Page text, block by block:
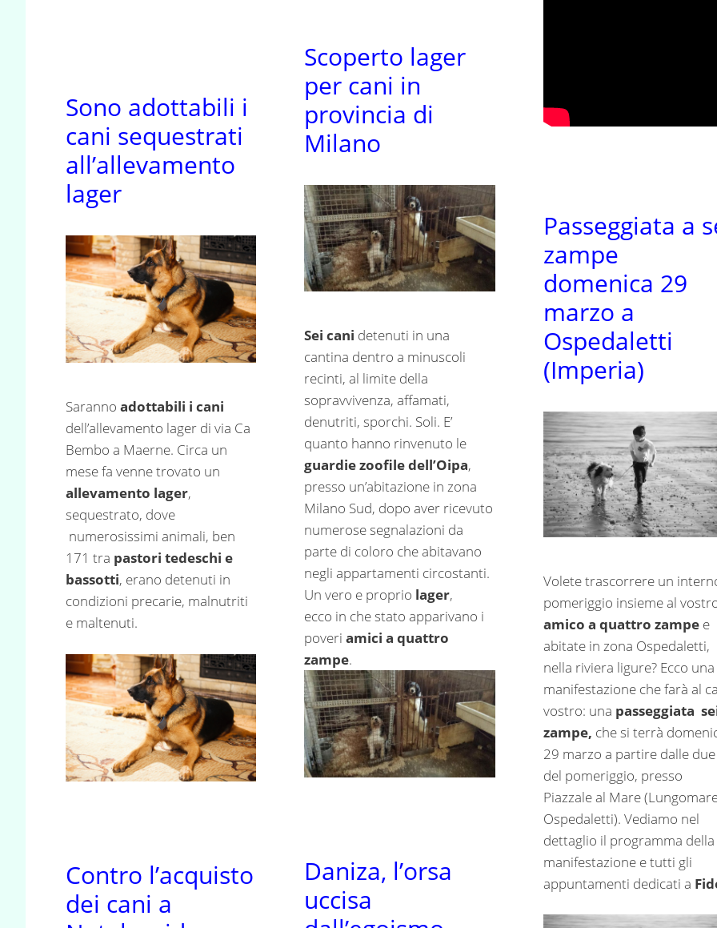
Scoperto lager
per cani in
provincia di
Milano
Sei cani detenuti in una
cantina dentro a minuscoli
recinti, al limite della
sopravvivenza, affamati,
denutriti, sporchi. Soli. E’
quanto hanno rinvenuto le
guardie zoofile dell’Oipa,
presso un’abitazione in zona
Milano Sud, dopo aver ricevuto
numerose segnalazioni da
parte di coloro che abitavano
negli appartamenti circostanti.
Un vero e proprio lager,
ecco in che stato apparivano i
poveriamici a quattro
zampe.
Sono adottabili i
cani sequestrati
all’allevamento
lager
Saranno adottabili i cani
dell’allevamento lager di via Ca
Bembo a Maerne. Circa un
mese fa venne trovato un
allevamento lager,
sequestrato, dove
numerosissimi animali, ben
171 tra pastori tedeschi e
bassotti, erano detenuti in
condizioni precarie, malnutriti
e maltenuti.
Passeggiata a
zampe
domenica 29
marzo a
Ospedaletti
(Imperia)
Volete trascorrere un
pomeriggio insieme al
amico a quattro zampee
abitate in zona Ospedaletti,
nella riviera ligure? Ecco una
manifestazione che farà al
vostro: una passeggiata
zampe, che si terrà
29 marzo a partire dalle due
del pomeriggio, presso
Piazzale al Mare
Ospedaletti). Vediamo nel
dettaglio il programma della
manifestazione e tutti gli
appuntamenti dedicati a
Daniza, l’orsa
uccisa
Contro l’acquisto
dei cani a